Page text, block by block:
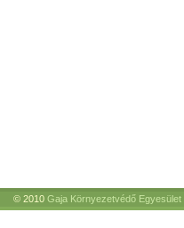
© 2010 Gaja Környezetvédő Egyesület